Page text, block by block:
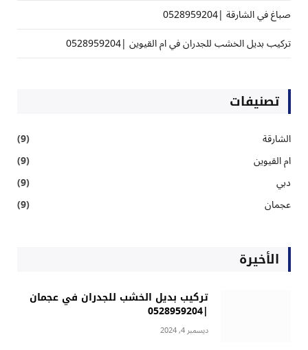
صباغ في الشارقة |0528959204
تركيب بديل الخشب للجدران في ام القيوين |0528959204
تصنيفات
الشارقة
(9)
ام القيوين
(9)
دبي
(9)
عجمان
(9)
الأخيرة
تركيب بديل الخشب للجدران في عجمان
|0528959204
ديسمبر 4, 2024